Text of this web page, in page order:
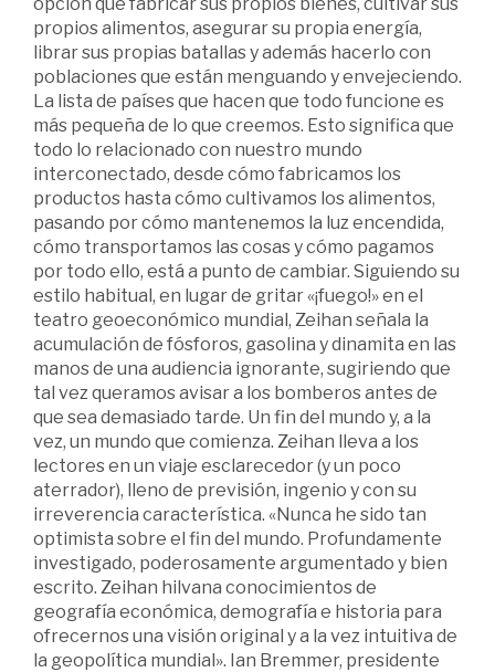
propios alimentos, asegurar su propia energía,
librar sus propias batallas y además hacerlo con
poblaciones que están menguando y envejeciendo.
La lista de países que hacen que todo funcione es
más pequeña de lo que creemos. Esto significa que
todo lo relacionado con nuestro mundo
interconectado, desde cómo fabricamos los
productos hasta cómo cultivamos los alimentos,
pasando por cómo mantenemos la luz encendida,
cómo transportamos las cosas y cómo pagamos
por todo ello, está a punto de cambiar. Siguiendo su
estilo habitual, en lugar de gritar «¡fuego!» en el
teatro geoeconómico mundial, Zeihan señala la
acumulación de fósforos, gasolina y dinamita en las
manos de una audiencia ignorante, sugiriendo que
tal vez queramos avisar a los bomberos antes de
que sea demasiado tarde. Un fin del mundo y, a la
vez, un mundo que comienza. Zeihan lleva a los
lectores en un viaje esclarecedor (y un poco
aterrador), lleno de previsión, ingenio y con su
irreverencia característica. «Nunca he sido tan
optimista sobre el fin del mundo. Profundamente
investigado, poderosamente argumentado y bien
escrito. Zeihan hilvana conocimientos de
geografía económica, demografía e historia para
ofrecernos una visión original y a la vez intuitiva de
la geopolítica mundial». Ian Bremmer, presidente